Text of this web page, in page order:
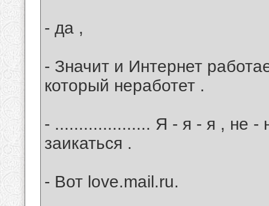
- да ,
- Значит и Интернет
который неработет .
- .................... Я - я - я , не -
заикаться .
- Вот love.mail.ru.